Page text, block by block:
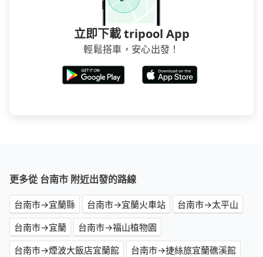
立即下載 tripool App
輕鬆搭車，安心出發！
更多從 台南市 附近出發的路線
台南市→宜蘭縣 台南市→宜蘭火車站
台南市→太平山
台南市→宜蘭
台南市→福山植物園
台南市→煙波大飯店宜蘭館
台南市→捷絲旅宜蘭礁溪館